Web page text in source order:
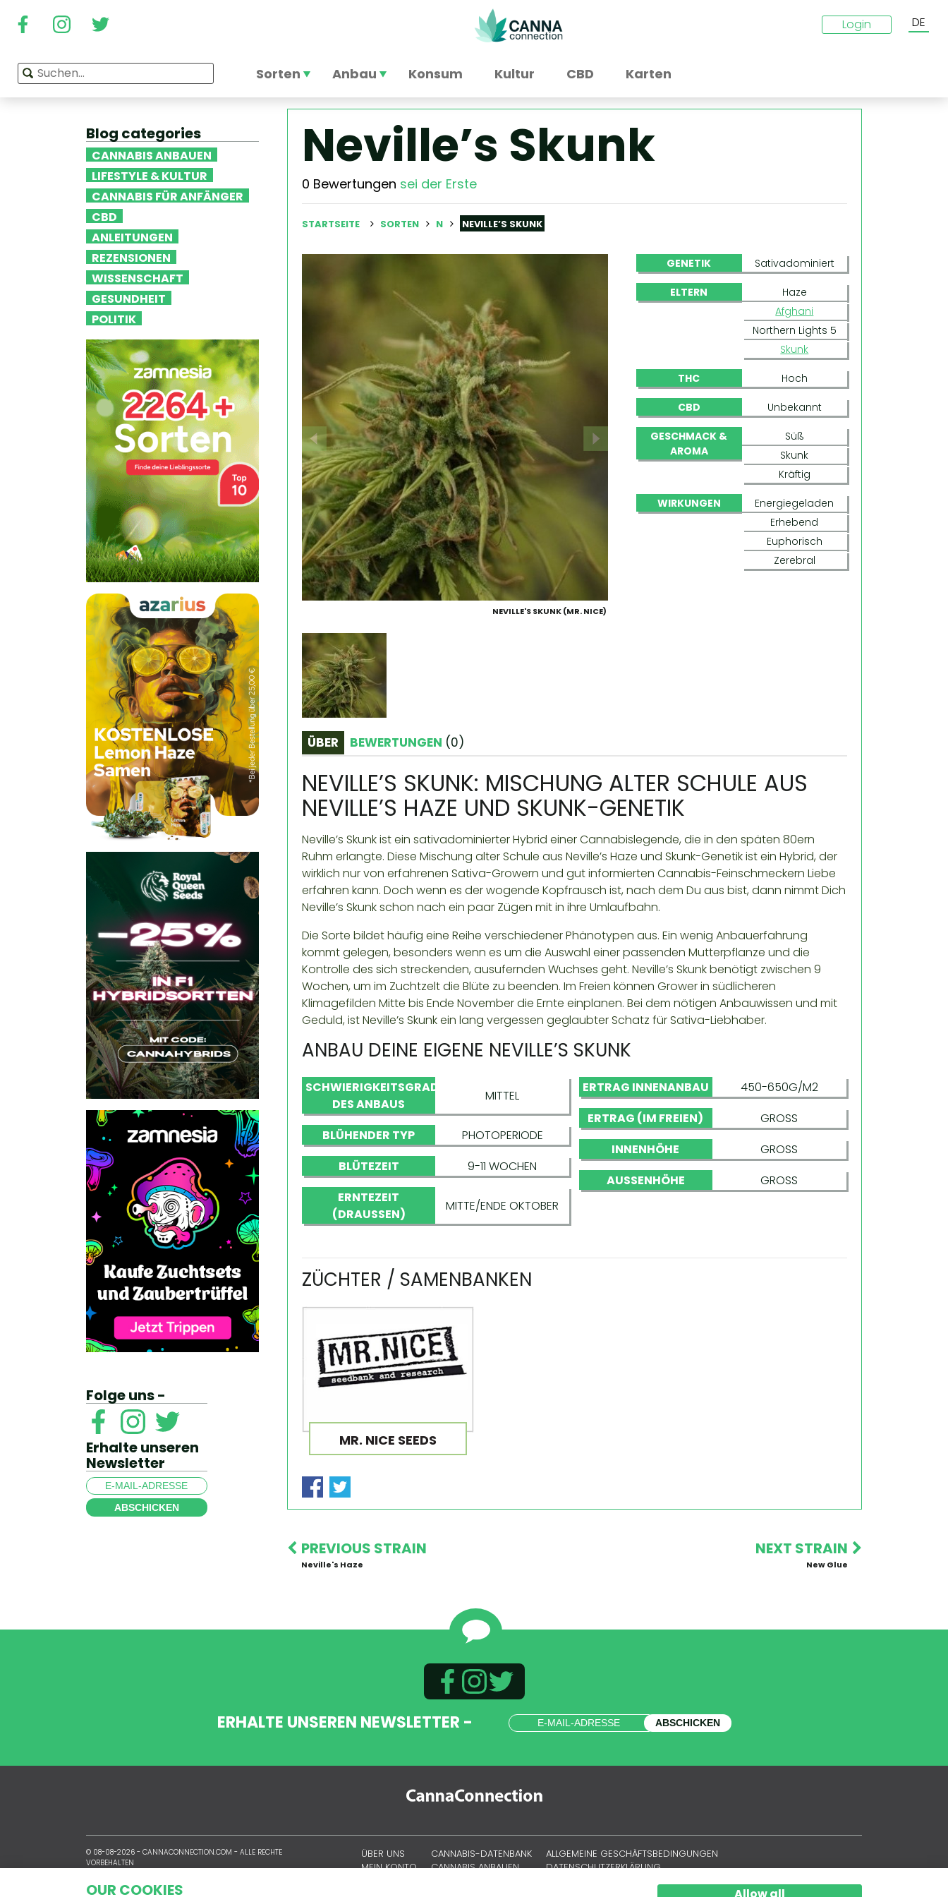
Login DE
Sorten Anbau Konsum Kultur CBD Karten
Blog categories
CANNABIS ANBAUEN
LIFESTYLE & KULTUR
CANNABIS FÜR ANFÄNGER
CBD
ANLEITUNGEN
REZENSIONEN
WISSENSCHAFT
GESUNDHEIT
POLITIK
Folge uns -
Erhalte unseren
Newsletter
ABSCHICKEN
Neville’s Skunk
0 Bewertungen sei der Erste
STARTSEITE SORTEN N NEVILLE’S SKUNK
NEVILLE'S SKUNK (MR. NICE)
GENETIK Sativadominiert
ELTERN
Haze
Afghani
Northern Lights 5
Skunk
THC Hoch
CBD Unbekannt
GESCHMACK &
AROMA
Süß
Skunk
Kräftig
WIRKUNGEN
Energiegeladen
Erhebend
Euphorisch
Zerebral
ÜBER BEWERTUNGEN (0)
NEVILLE’S SKUNK: MISCHUNG ALTER SCHULE AUS
NEVILLE’S HAZE UND SKUNK-GENETIK
Neville’s Skunk ist ein sativadominierter Hybrid einer Cannabislegende, die in den späten 80ern
Ruhm erlangte. Diese Mischung alter Schule aus Neville’s Haze und Skunk-Genetik ist ein Hybrid, der
wirklich nur von erfahrenen Sativa-Growern und gut informierten Cannabis-Feinschmeckern Liebe
erfahren kann. Doch wenn es der wogende Kopfrausch ist, nach dem Du aus bist, dann nimmt Dich
Neville’s Skunk schon nach ein paar Zügen mit in ihre Umlaufbahn.
Die Sorte bildet häufig eine Reihe verschiedener Phänotypen aus. Ein wenig Anbauerfahrung
kommt gelegen, besonders wenn es um die Auswahl einer passenden Mutterpflanze und die
Kontrolle des sich streckenden, ausufernden Wuchses geht. Neville’s Skunk benötigt zwischen 9
Wochen, um im Zuchtzelt die Blüte zu beenden. Im Freien können Grower in südlicheren
Klimagefilden Mitte bis Ende November die Ernte einplanen. Bei dem nötigen Anbauwissen und mit
Geduld, ist Neville’s Skunk ein lang vergessen geglaubter Schatz für Sativa-Liebhaber.
ANBAU DEINE EIGENE NEVILLE’S SKUNK
SCHWIERIGKEITSGRAD
DES ANBAUS
MITTEL
BLÜHENDER TYP
PHOTOPERIODE
BLÜTEZEIT
9-11 WOCHEN
ERNTEZEIT
(DRAUSSEN)
MITTE/ENDE OKTOBER
ERTRAG INNENANBAU
450-650G/M2
ERTRAG (IM FREIEN)
GROSS
INNENHÖHE
GROSS
AUSSENHÖHE
GROSS
ZÜCHTER / SAMENBANKEN
MR. NICE SEEDS
PREVIOUS STRAIN
Neville's Haze
NEXT STRAIN
New Glue
ERHALTE UNSEREN NEWSLETTER - ABSCHICKEN
© 08-08-2026 - CANNACONNECTION.COM - ALLE RECHTE
VORBEHALTEN
ÜBER UNS
MEIN KONTO
CANNABIS-DATENBANK
CANNABIS ANBAUEN
ALLGEMEINE GESCHÄFTSBEDINGUNGEN
DATENSCHUTZERKLÄRUNG
OUR COOKIES